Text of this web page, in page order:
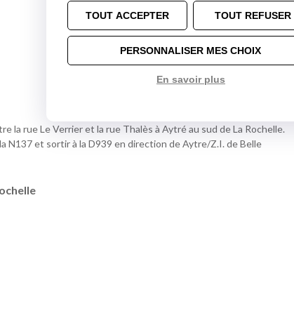
la rue Le Verrier et la rue Thalès à Aytré au sud de La Rochelle.
N137 et sortir à la D939 en direction de Aytre/Z.I. de Belle
TOUT ACCEPTER TOUT REFUSER
PERSONNALISER MES CHOIX
En savoir plus